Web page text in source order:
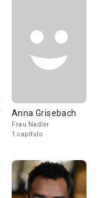
Anna Grisebach
Frau Nadler
1 capítulo